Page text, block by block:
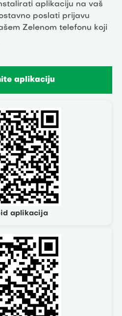
aplikaciju na vaš
poslati prijavu
Zelenom telefonu koji
aplikaciju
aplikacija